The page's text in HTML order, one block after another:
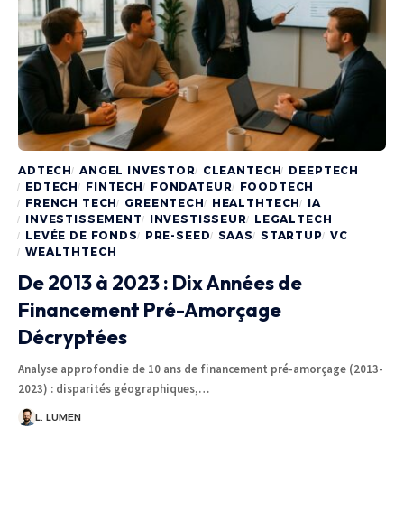
ADTECH ANGEL INVESTOR CLEANTECH DEEPTECH
EDTECH FINTECH FONDATEUR
FOODTECH
FRENCH TECH GREENTECH HEALTHTECH IA
INVESTISSEMENT
INVESTISSEUR
LEGALTECH
LEVÉE DE FONDS
PRE-SEED SAAS STARTUP VC
WEALTHTECH
De 2013 à 2023 : Dix Années de
Financement Pré-Amorçage
Décryptées
Analyse approfondie de 10 ans de financement pré-amorçage (2013-
2023) : disparités géographiques,…
L. LUMEN